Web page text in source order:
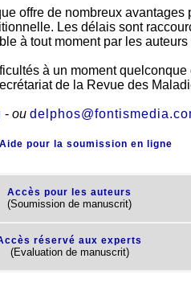
offre de nombreux avantages
Les délais sont
à tout moment par les
à un moment quelconque
de la Revue des
- ou
Aide pour la soumission en ligne
Accès pour les auteurs
(Soumission de manuscrit)
réservé aux experts
(Evaluation de manuscrit)